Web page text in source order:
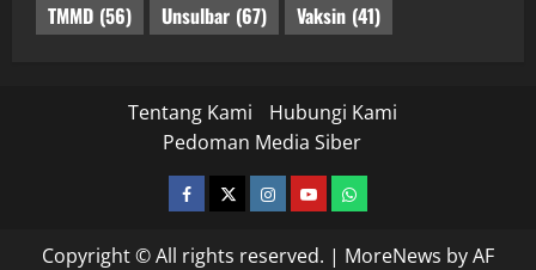
TMMD (56) Unsulbar (67) Vaksin (41)
Tentang Kami
Hubungi Kami
Pedoman Media Siber
facebooktwitterinstagram.com
youtubewhatsapp
Copyright © All rights reserved. | MoreNews by AF